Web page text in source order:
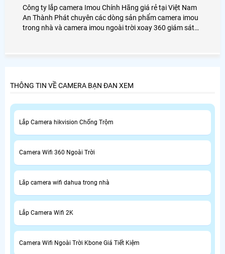
Công ty lắp camera Imou Chính Hãng giá rẻ tại Việt Nam
An Thành Phát chuyên các dòng sản phẩm camera imou
trong nhà và camera imou ngoài trời xoay 360 giám sát
THÔNG TIN VỀ CAMERA BẠN ĐAN XEM
Lắp Camera hikvision Chống Trộm
Camera Wifi 360 Ngoài Trời
Lăp camera wifi dahua trong nhà
Lắp Camera Wifi 2K
Camera Wifi Ngoài Trời Kbone Giá Tiết Kiệm